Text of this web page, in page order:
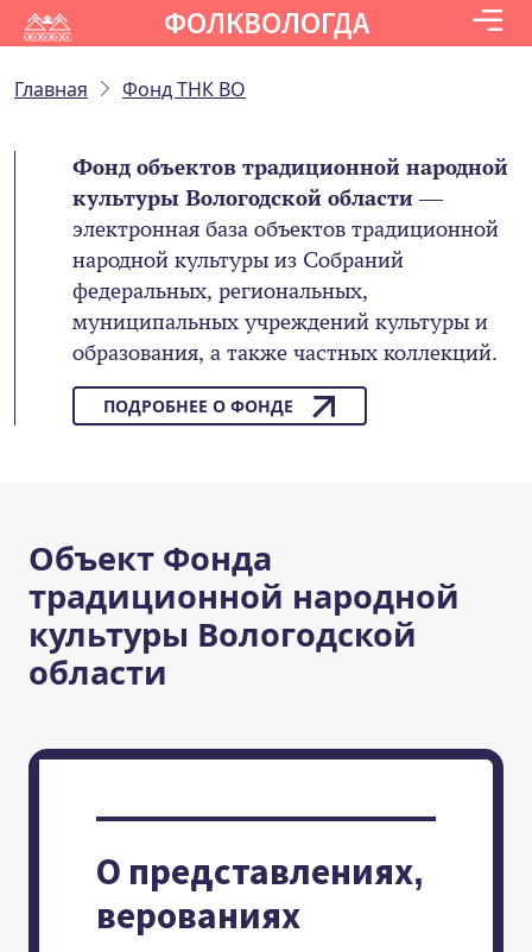
ФОЛКВОЛОГДА
Главная Фонд ТНК ВО
Фонд объектов традиционной народной
культуры Вологодской области—
электронная база объектов традиционной
народной культуры из Собраний
федеральных, региональных,
муниципальных учреждений культуры и
образования, а также частных коллекций.
ПОДРОБНЕЕ О ФОНДЕ
Объект Фонда
традиционной народной
культуры Вологодской
области
О представлениях,
верованиях